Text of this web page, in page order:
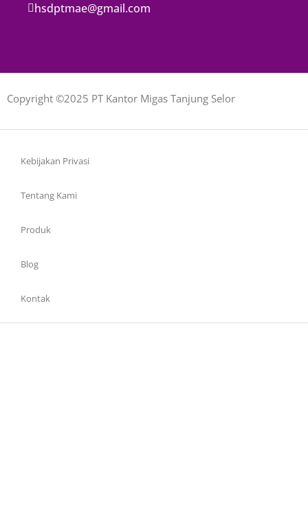
hsdptmae@gmail.com
Copyright ©2025 PT Kantor Migas Tanjung Selor
Kebijakan Privasi
Tentang Kami
Produk
Blog
Kontak